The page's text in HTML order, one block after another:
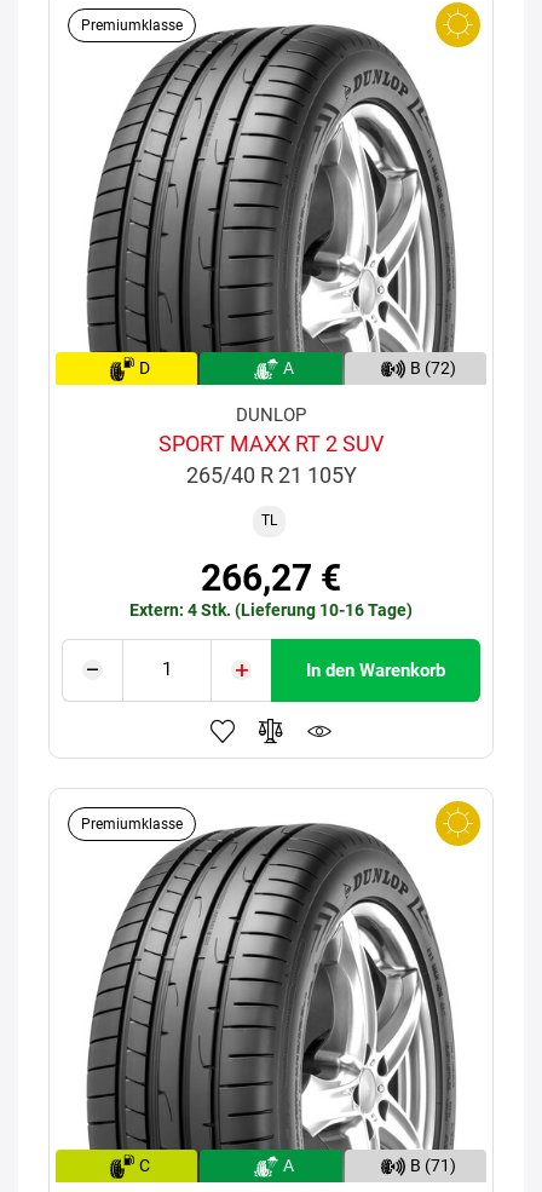
Premiumklasse
D A B (72)
DUNLOP
SPORT MAXX RT 2 SUV
265/40 R 21 105Y
TL
266,27 €
Extern: 4 Stk. (Lieferung 10-16 Tage)
In den Warenkorb
Premiumklasse
C A B (71)